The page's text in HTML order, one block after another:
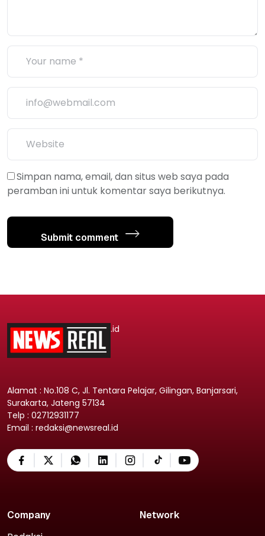
Simpan nama, email, dan situs web saya pada
peramban ini untuk komentar saya berikutnya.
Submit comment
.id
Alamat : No.108 C, Jl. Tentara Pelajar, Gilingan, Banjarsari,
Surakarta, Jateng 57134
Telp : 02712931177
Email : redaksi@newsreal.id
Company Network